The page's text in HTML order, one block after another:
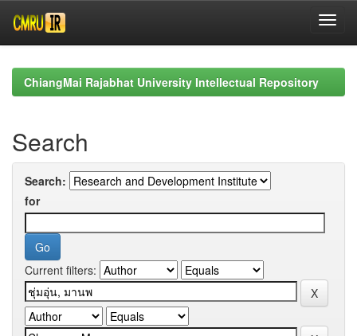
navigationChiangMai Rajabhat University Intellectual Repository
Search
Search:
for
Current filters: